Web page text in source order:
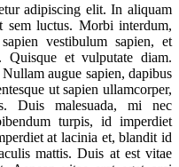
adipiscing elit. In aliquam
sem luctus. Morbi interdum,
vestibulum sapien, et
Quisque et vulputate diam.
augue sapien, dapibus
ut sapien ullamcorper,
Duis malesuada, mi nec
turpis, id imperdiet
at lacinia et, blandit id
mattis. Duis at est vitae